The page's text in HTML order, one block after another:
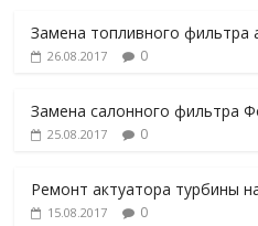
Замена топливного фильтра
26.08.2017 0
Замена салонного фильтра
25.08.2017 0
Ремонт актуатора турбины
15.08.2017 0